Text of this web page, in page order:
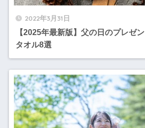
2022年3月31日
【2025年最新版】父の日のプレゼ
タオル8選